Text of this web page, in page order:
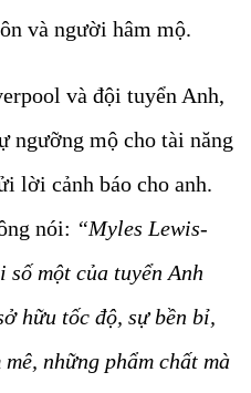
và người hâm mộ.
và đội tuyển Anh,
ngưỡng mộ cho tài năng
lời cảnh báo cho anh.
nói: “Myles Lewis-
một của tuyển Anh
hữu tốc độ, sự bền bỉ,
những phẩm chất mà